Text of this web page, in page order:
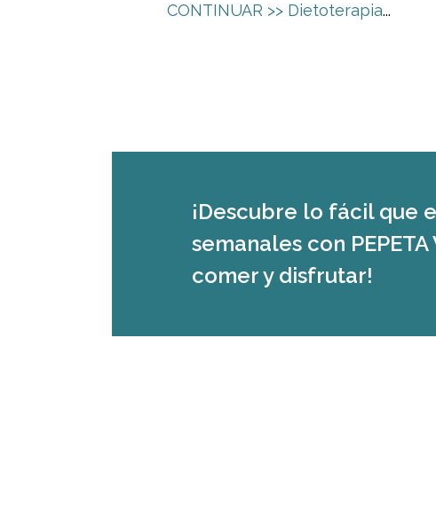
CONTINUAR >> Dietoterapia...
¡Descubre lo fácil que
semanales con
comer y disfrutar!